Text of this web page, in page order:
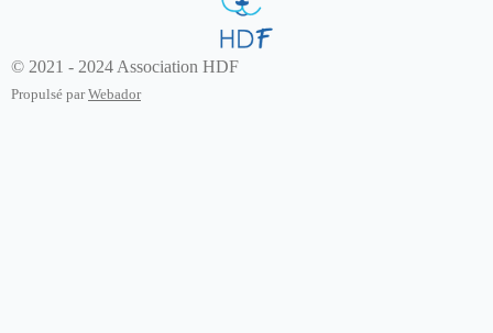
© 2021 - 2024 Association HDF
Propulsé parWebador